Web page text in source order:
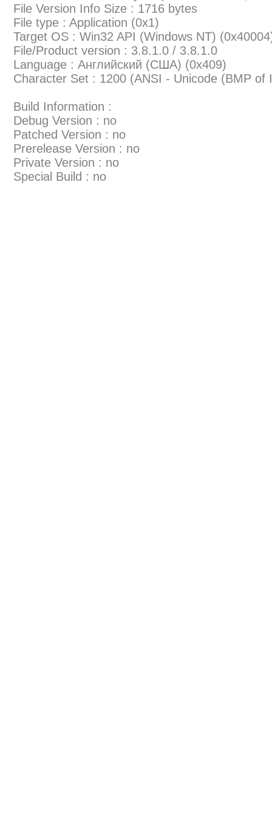
File Version Info Size : 1716 bytes
File type : Application (0x1)
Target OS : Win32 API (Windows NT)
File/Product version : 3.8.1.0 / 3.8.1.0
Language : Английский (США) (0x409)
Character Set : 1200 (ANSI - Unicode (BMP of
Build Information :
Debug Version : no
Patched Version : no
Prerelease Version : no
Private Version : no
Special Build : no